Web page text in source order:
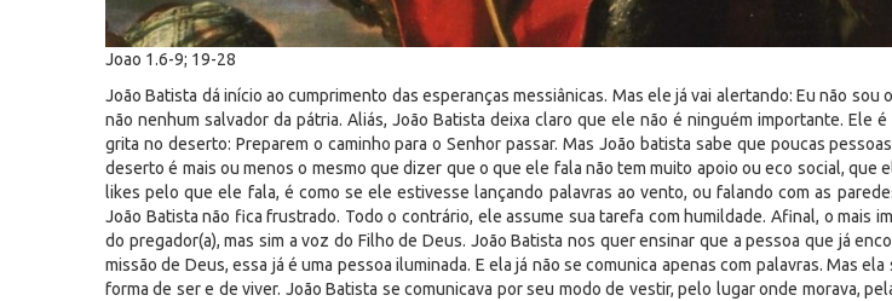
Joao 1.6-9; 19-28
João Batista dá início ao cumprimento das esperanças messiânicas. Mas ele já vai alertando: Eu não sou
não nenhum salvador da pátria. Aliás, João Batista deixa claro que ele não é ninguém importante. Ele
grita no deserto: Preparem o caminho para o Senhor passar. Mas João batista sabe que poucas
deserto é mais ou menos o mesmo que dizer que o que ele fala não tem muito apoio ou eco social, que
likes pelo que ele fala, é como se ele estivesse lançando palavras ao vento, ou falando com as
João Batista não fica frustrado. Todo o contrário, ele assume sua tarefa com humildade. Afinal, o mais
do pregador(a), mas sim a voz do Filho de Deus. João Batista nos quer ensinar que a pessoa que já
missão de Deus, essa já é uma pessoa iluminada. E ela já não se comunica apenas com palavras. Mas ela
forma de ser e de viver. João Batista se comunicava por seu modo de vestir, pelo lugar onde morava,